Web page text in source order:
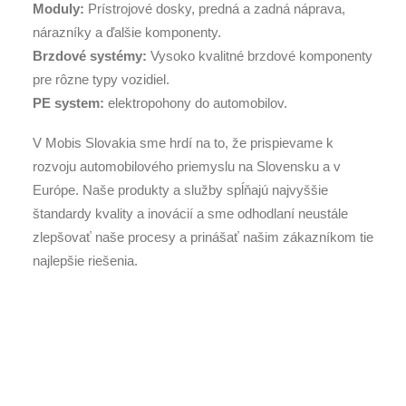
Moduly: Prístrojové dosky, predná a zadná náprava,
nárazníky a ďalšie komponenty.
Brzdové systémy: Vysoko kvalitné brzdové komponenty
pre rôzne typy vozidiel.
PE system: elektropohony do automobilov.
V Mobis Slovakia sme hrdí na to, že prispievame k
rozvoju automobilového priemyslu na Slovensku a v
Európe. Naše produkty a služby spĺňajú najvyššie
štandardy kvality a inovácií a sme odhodlaní neustále
zlepšovať naše procesy a prinášať našim zákazníkom tie
najlepšie riešenia.